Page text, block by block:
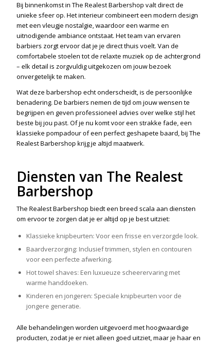
Bij binnenkomst in The Realest Barbershop valt direct de
unieke sfeer op. Het interieur combineert een modern design
met een vleugje nostalgie, waardoor een warme en
uitnodigende ambiance ontstaat. Het team van ervaren
barbiers zorgt ervoor dat je je direct thuis voelt. Van de
comfortabele stoelen tot de relaxte muziek op de achtergrond
– elk detail is zorgvuldig uitgekozen om jouw bezoek
onvergetelijk te maken.
Wat deze barbershop echt onderscheidt, is de persoonlijke
benadering. De barbiers nemen de tijd om jouw wensen te
begrijpen en geven professioneel advies over welke stijl het
beste bij jou past. Of je nu komt voor een strakke fade, een
klassieke pompadour of een perfect geshapete baard, bij The
Realest Barbershop krijg je altijd maatwerk.
Diensten van The Realest
Barbershop
The Realest Barbershop biedt een breed scala aan diensten
om ervoor te zorgen dat je er altijd op je best uitziet:
Klassieke knipbeurten: Voor een frisse en verzorgde look.
Baardverzorging: Inclusief trimmen, stylen en contouren
voor een perfecte afwerking.
Hot towel shaves: Een luxueuze scheerervaring met
warme handdoeken.
Kinderen en jongeren: Speciale knipbeurten voor de
jongere generatie.
Alle behandelingen worden uitgevoerd met hoogwaardige
producten, zodat je er niet alleen goed uitziet, maar je haar en